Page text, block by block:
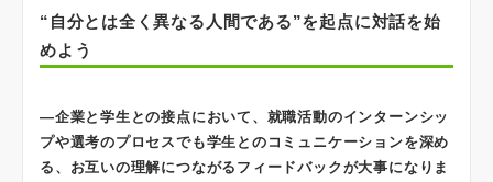
“自分とは全く異なる人間である”を起点に対話を始
めよう
―企業と学生との接点において、就職活動のインターンシッ
プや選考のプロセスでも学生とのコミュニケーションを深め
る、お互いの理解につながるフィードバックが大事になりま